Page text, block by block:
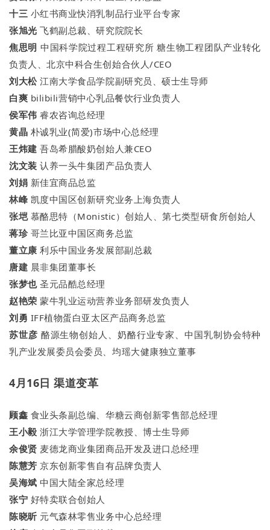
十三 小红书商业快消乳制品行业平台专家
张旭光 飞鹤副总裁、研究院院长
焦思明 中国科学院过程工程研究所 糖生物工程团队产业转化
负责人、北京中科合生创始合伙人/CEO
刘大松江南大学食品学院副研究员、硕士生导师
白爽 bilibili营销中心乳品餐饮行业负责人
侯军伟 睿农咨询总经理
黄晶 朴诚乳业(简爱)市场中心总经理
王炜建吾岛希腊酸奶创始人兼CEO
沈文装认养一头牛集团产品负责人
刘娟 新佳宜商品总监
林峰凯度中国区创新研究业务上海负责人
张垲 慕酪思特（Monistic）创始人、第七类型研食所创始人
蒋珍 哥兰比亚中国区商务总监
董立康 利乐中国业务发展部副总裁
唐建 晨非集团董事长
张梦也圣元品酷总经理
赵艳荣蒙牛乳业运动营养业务部研发负责人
刘勇 IFF植物蛋白亚太区产品商务总监
苏世彦 酪源生物创始人、奶酪行业专家、中国乳制协会特种
乳产业发展委员会委员、均瑶大健康独立董事
4月16日 渠道变革
顾鑫 食业头条副总编、华糖云商创新零售部总经理
王小毅 浙江大学管理学院教授、博士生导师
余俊贤 麦德龙商业集团商品开发及进口总经理
陈慧芳 京东创新零售自有品牌负责人
吴海斌中国大陆全家总经理
张宁 好特卖联合创始人
陈晓昕 元气森林零售业务中心总经理